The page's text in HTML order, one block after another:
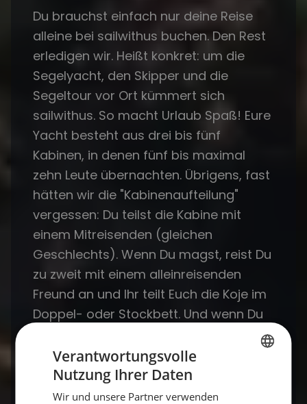
Du brauchst einfach nur deine Reise
alleine bei sailwithus buchen. Den Rest
erledigen wir. Heißt konkret: um die
Segelyacht, den Skipper und die
Segeltour vor Ort kümmert sich
sailwithus. So macht Urlaub Spaß! Eure
Yacht besteht aus drei bis fünf
Kabinen, in denen fünf bis maximal
zehn Leute übernachten. Übrigens, fast
hätten wir die "Kabinenaufteilung"
vergessen: Du teilst die Kabine mit
einem Mitreisenden (gleichen
Geschlechts). Wenn Du magst, reist Du
zu zweit mit einem alleinreisenden
Freund an und Ihr teilt Euch die Koje im
Doppel- oder Stockbett. Und wenn Du
schlafen möchtest, steht Dir das Deck
eurer Yacht immer offen. Bei
besonderem Bedarf kannst Du auf
Verantwortungsvolle
Nutzung Ihrer Daten
Wir und unsere Partner verwenden